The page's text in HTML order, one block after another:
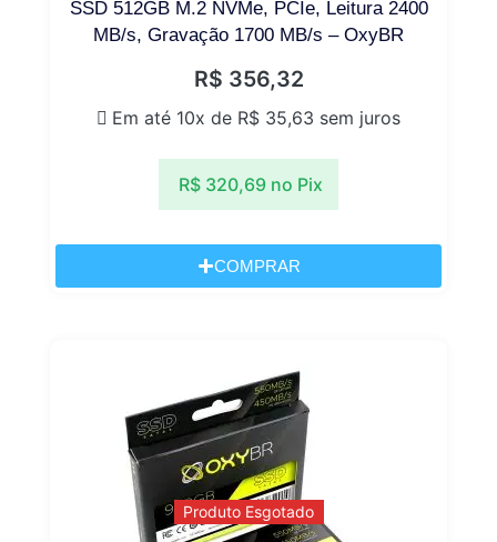
SSD 512GB M.2 NVMe, PCIe, Leitura 2400
MB/s, Gravação 1700 MB/s – OxyBR
R$ 356,32
Em até 10x de R$ 35,63 sem juros
R$ 320,69 no Pix
COMPRAR
Produto Esgotado